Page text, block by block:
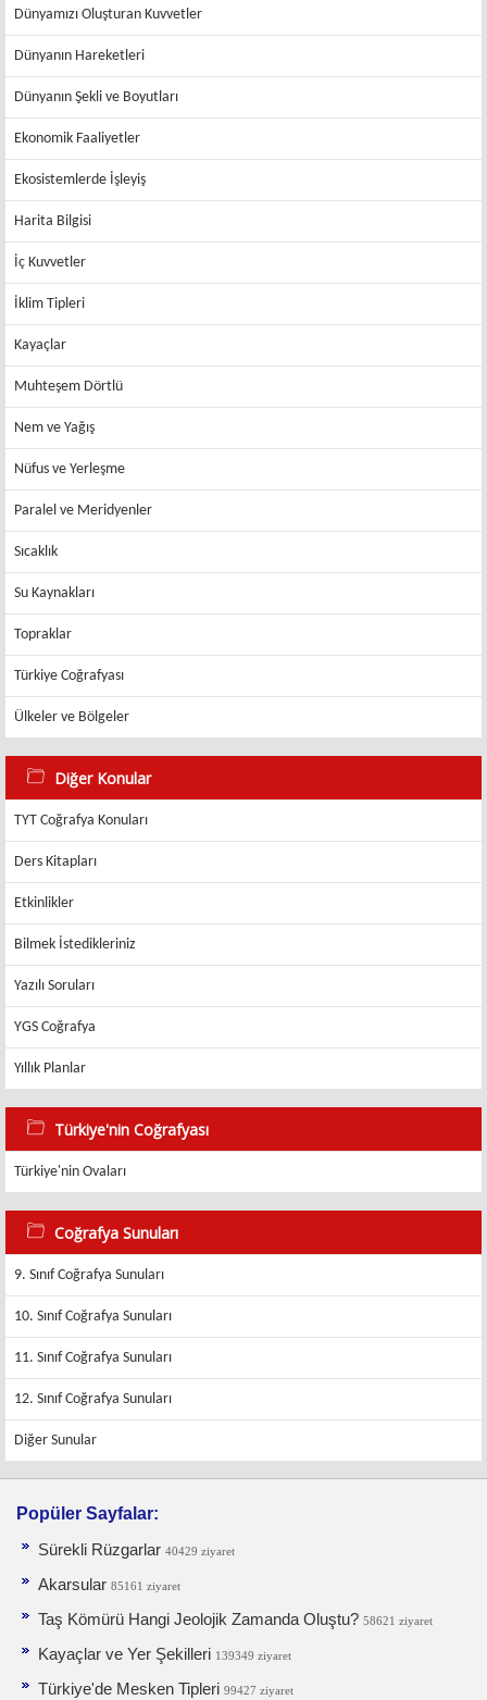
Dünyamızı Oluşturan Kuvvetler
Dünyanın Hareketleri
Dünyanın Şekli ve Boyutları
Ekonomik Faaliyetler
Ekosistemlerde İşleyiş
Harita Bilgisi
İç Kuvvetler
İklim Tipleri
Kayaçlar
Muhteşem Dörtlü
Nem ve Yağış
Nüfus ve Yerleşme
Paralel ve Meridyenler
Sıcaklık
Su Kaynakları
Topraklar
Türkiye Coğrafyası
Ülkeler ve Bölgeler
Diğer Konular
TYT Coğrafya Konuları
Ders Kitapları
Etkinlikler
Bilmek İstedikleriniz
Yazılı Soruları
YGS Coğrafya
Yıllık Planlar
Türkiye'nin Coğrafyası
Türkiye'nin Ovaları
Coğrafya Sunuları
9. Sınıf Coğrafya Sunuları
10. Sınıf Coğrafya Sunuları
11. Sınıf Coğrafya Sunuları
12. Sınıf Coğrafya Sunuları
Diğer Sunular
Popüler Sayfalar:
Sürekli Rüzgarlar 40429 ziyaret
Akarsular 85161 ziyaret
Taş Kömürü Hangi Jeolojik Zamanda Oluştu? 58621 ziyaret
Kayaçlar ve Yer Şekilleri 139349 ziyaret
Türkiye'de Mesken Tipleri 99427 ziyaret